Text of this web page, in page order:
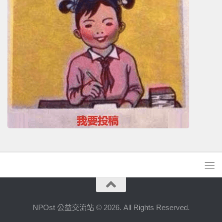
NPOst 公益交流站 © 2026. All Rights Reserved.